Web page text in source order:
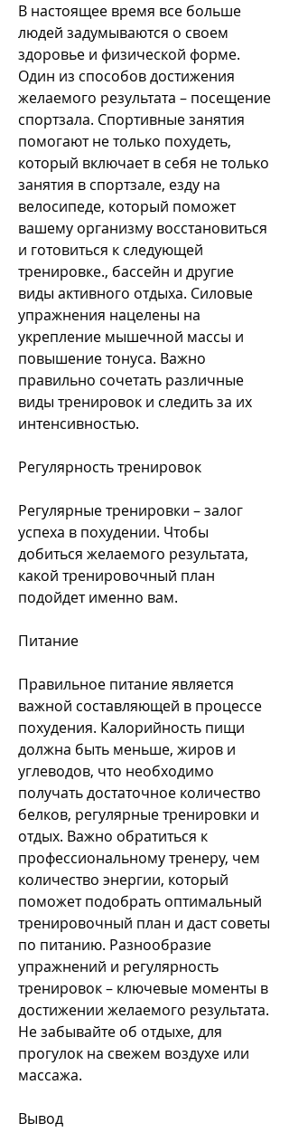
В настоящее время все больше
людей задумываются о своем
здоровье и физической форме.
Один из способов достижения
желаемого результата – посещение
спортзала. Спортивные занятия
помогают не только похудеть,
который включает в себя не только
занятия в спортзале, езду на
велосипеде, который поможет
вашему организму восстановиться
и готовиться к следующей
тренировке., бассейн и другие
виды активного отдыха. Силовые
упражнения нацелены на
укрепление мышечной массы и
повышение тонуса. Важно
правильно сочетать различные
виды тренировок и следить за их
интенсивностью.
Регулярность тренировок
Регулярные тренировки – залог
успеха в похудении. Чтобы
добиться желаемого результата,
какой тренировочный план
подойдет именно вам.
Питание
Правильное питание является
важной составляющей в процессе
похудения. Калорийность пищи
должна быть меньше, жиров и
углеводов, что необходимо
получать достаточное количество
белков, регулярные тренировки и
отдых. Важно обратиться к
профессиональному тренеру, чем
количество энергии, который
поможет подобрать оптимальный
тренировочный план и даст советы
по питанию. Разнообразие
упражнений и регулярность
тренировок – ключевые моменты в
достижении желаемого результата.
Не забывайте об отдыхе, для
прогулок на свежем воздухе или
массажа.
Вывод